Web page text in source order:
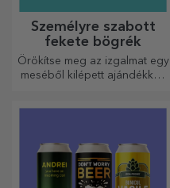
Személyre szabott
fekete bögrék
Örökítse meg az izgalmat egy
meséből kilépett ajándékkal!